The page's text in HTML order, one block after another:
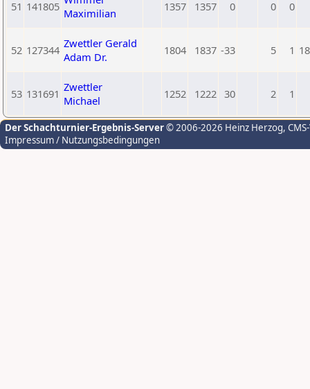
51 141805 Maximilian
1357 1357 0 0 0
52 127344 Zwettler Gerald
Adam Dr.
1804 1837 -33 5 1
53 131691 Zwettler
Michael
1252 1222 30 2 1
Der Schachturnier-Ergebnis-Server© 2006-2026 Heinz Herzog,
Impressum / Nutzungsbedingungen